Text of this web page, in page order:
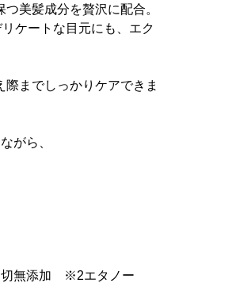
美髪成分を贅沢に配合。
ケートな目元にも、エク
までしっかりケアできま
がら、
切無添加 ※2エタノー